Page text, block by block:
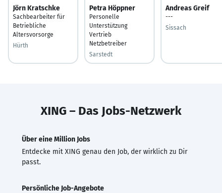
Jörn Kratschke
Sachbearbeiter für
Betriebliche
Altersvorsorge
Hürth
Petra Höppner
Personelle
Unterstützung
Vertrieb
Netzbetreiber
Sarstedt
Andreas Greif
---
Sissach
XING – Das Jobs-Netzwerk
Über eine Million Jobs
Entdecke mit XING genau den Job, der wirklich zu Dir
passt.
Persönliche Job-Angebote